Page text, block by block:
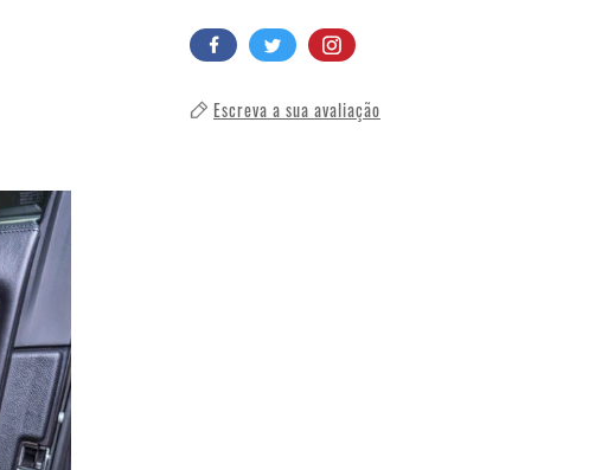
Escreva a sua avaliação